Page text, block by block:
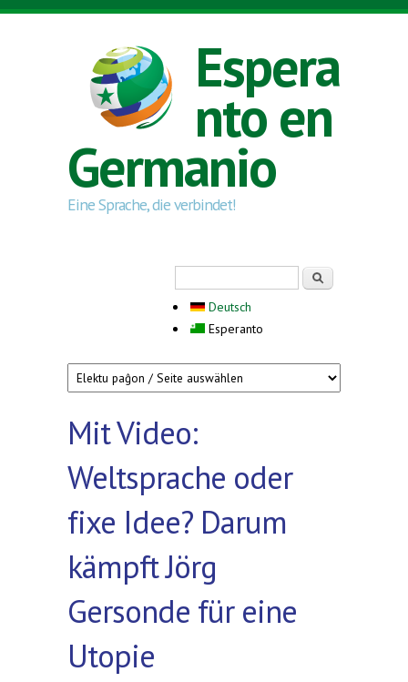
Skip to main content
Espera
nto en
Germanio
Eine Sprache, die verbindet!
Deutsch
Esperanto
Mit Video:
Weltsprache oder
fixe Idee? Darum
kämpft Jörg
Gersonde für eine
Utopie